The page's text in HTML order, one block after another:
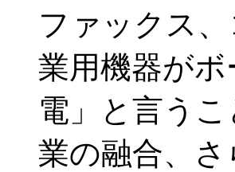
ファックス
業用機器が
電」と言う
業の融合、